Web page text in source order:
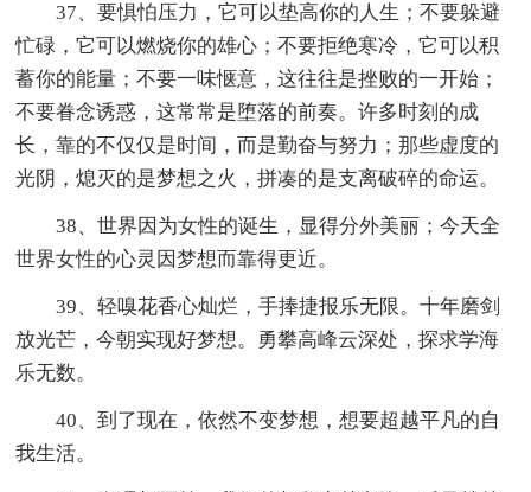
37、要惧怕压力，它可以垫高你的人生；不要躲避
忙碌，它可以燃烧你的雄心；不要拒绝寒冷，它可以积
蓄你的能量；不要一味惬意，这往往是挫败的一开始；
不要眷念诱惑，这常常是堕落的前奏。许多时刻的成
长，靠的不仅仅是时间，而是勤奋与努力；那些虚度的
光阴，熄灭的是梦想之火，拼凑的是支离破碎的命运。
38、世界因为女性的诞生，显得分外美丽；今天全
世界女性的心灵因梦想而靠得更近。
39、轻嗅花香心灿烂，手捧捷报乐无限。十年磨剑
放光芒，今朝实现好梦想。勇攀高峰云深处，探求学海
乐无数。
40、到了现在，依然不变梦想，想要超越平凡的自
我生活。